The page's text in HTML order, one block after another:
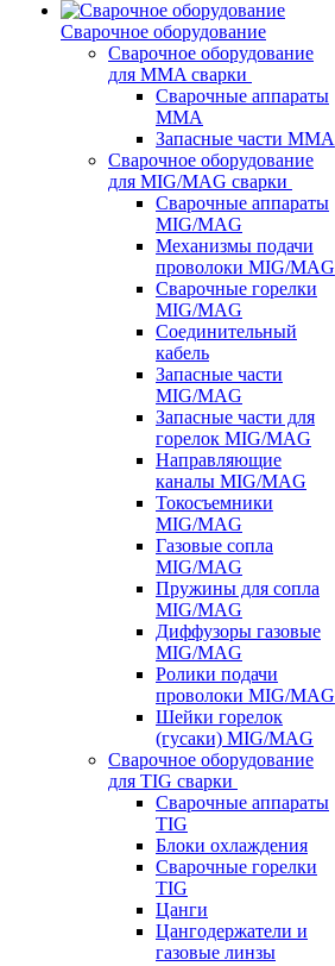
Сварочное оборудование
Сварочное оборудование
для MMA сварки
Сварочные аппараты
MMA
Запасные части MMA
Сварочное оборудование
для MIG/MAG сварки
Сварочные аппараты
MIG/MAG
Механизмы подачи
проволоки MIG/MAG
Сварочные горелки
MIG/MAG
Соединительный
кабель
Запасные части
MIG/MAG
Запасные части для
горелок MIG/MAG
Направляющие
каналы MIG/MAG
Токосъемники
MIG/MAG
Газовые сопла
MIG/MAG
Пружины для сопла
MIG/MAG
Диффузоры газовые
MIG/MAG
Ролики подачи
проволоки MIG/MAG
Шейки горелок
(гусаки) MIG/MAG
Сварочное оборудование
для TIG сварки
Сварочные аппараты
TIG
Блоки охлаждения
Сварочные горелки
TIG
Цанги
Цангодержатели и
газовые линзы